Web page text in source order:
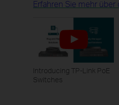
Erfahren Sie mehr über
Introducing TP-Link PoE
Switches